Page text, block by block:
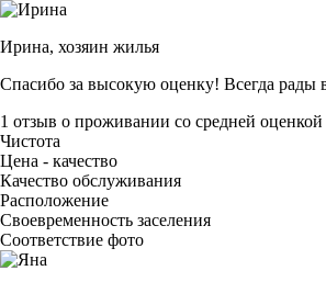
Ирина, хозяин жилья
Спасибо за высокую оценку! Всегда рады
1 отзыв о проживании со средней оценкой
Чистота
Цена - качество
Качество обслуживания
Расположение
Своевременность заселения
Соответствие фото